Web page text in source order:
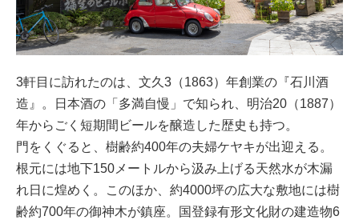
3軒目に訪れたのは、文久3（1863）年創業の『石川酒
造』。日本酒の「多満自慢」で知られ、明治20（1887）
年からごく短期間ビールを醸造した歴史も持つ。
門をくぐると、樹齢約400年の夫婦ケヤキが出迎える。
根元には地下150メートルから汲み上げる天然水が木漏
れ日に煌めく。このほか、約4000坪の広大な敷地には樹
齢約700年の御神木が鎮座。国登録有形文化財の建造物6